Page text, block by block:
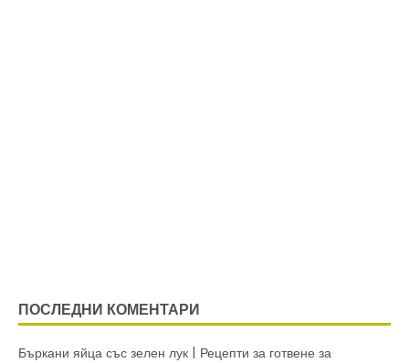
ПОСЛЕДНИ КОМЕНТАРИ
Бъркани яйца със зелен лук | Рецепти за готвене за